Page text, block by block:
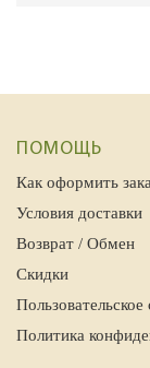
ПОМОЩЬ
Как оформить
Условия доставки
Возврат / Обмен
Скидки
Пользовательское
Политика